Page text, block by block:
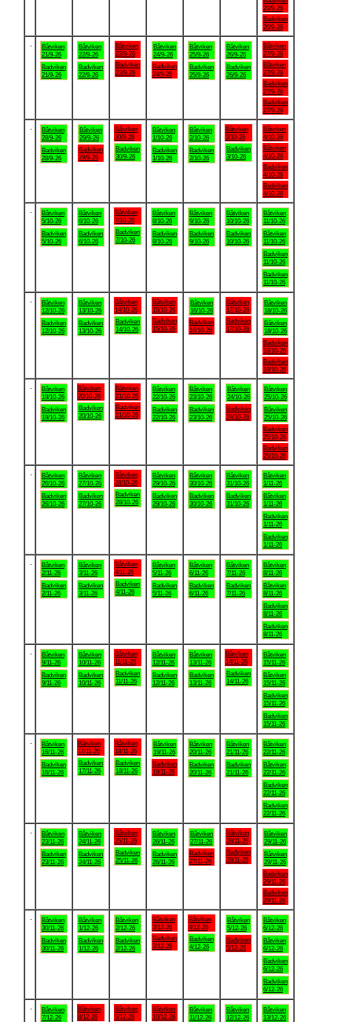
20/9-26
Badviken
20/9-26
Båtviken
21/9-26
Badviken
21/9-26
Båtviken
22/9-26
Badviken
22/9-26
Båtviken
23/9-26
Badviken
23/9-26
Båtviken
24/9-26
Badviken
24/9-26
Båtviken
25/9-26
Badviken
25/9-26
Båtviken
26/9-26
Badviken
26/9-26
Båtviken
27/9-26
Båtviken
27/9-26
Badviken
27/9-26
Badviken
27/9-26
Båtviken
28/9-26
Badviken
28/9-26
Båtviken
29/9-26
Badviken
29/9-26
Båtviken
30/9-26
Badviken
30/9-26
Båtviken
1/10-26
Badviken
1/10-26
Båtviken
2/10-26
Badviken
2/10-26
Båtviken
3/10-26
Badviken
3/10-26
Båtviken
4/10-26
Båtviken
4/10-26
Badviken
4/10-26
Badviken
4/10-26
Båtviken
5/10-26
Badviken
5/10-26
Båtviken
6/10-26
Badviken
6/10-26
Båtviken
7/10-26
Badviken
7/10-26
Båtviken
8/10-26
Badviken
8/10-26
Båtviken
9/10-26
Badviken
9/10-26
Båtviken
10/10-26
Badviken
10/10-26
Båtviken
11/10-26
Båtviken
11/10-26
Badviken
11/10-26
Badviken
11/10-26
Båtviken
12/10-26
Badviken
12/10-26
Båtviken
13/10-26
Badviken
13/10-26
Båtviken
14/10-26
Badviken
14/10-26
Båtviken
15/10-26
Badviken
15/10-26
Båtviken
16/10-26
Badviken
16/10-26
Båtviken
17/10-26
Badviken
17/10-26
Båtviken
18/10-26
Båtviken
18/10-26
Badviken
18/10-26
Badviken
18/10-26
Båtviken
19/10-26
Badviken
19/10-26
Båtviken
20/10-26
Badviken
20/10-26
Båtviken
21/10-26
Badviken
21/10-26
Båtviken
22/10-26
Badviken
22/10-26
Båtviken
23/10-26
Badviken
23/10-26
Båtviken
24/10-26
Badviken
24/10-26
Båtviken
25/10-26
Båtviken
25/10-26
Badviken
25/10-26
Badviken
25/10-26
Båtviken
26/10-26
Badviken
26/10-26
Båtviken
27/10-26
Badviken
27/10-26
Båtviken
28/10-26
Badviken
28/10-26
Båtviken
29/10-26
Badviken
29/10-26
Båtviken
30/10-26
Badviken
30/10-26
Båtviken
31/10-26
Badviken
31/10-26
Båtviken
1/11-26
Båtviken
1/11-26
Badviken
1/11-26
Badviken
1/11-26
Båtviken
2/11-26
Badviken
2/11-26
Båtviken
3/11-26
Badviken
3/11-26
Båtviken
4/11-26
Badviken
4/11-26
Båtviken
5/11-26
Badviken
5/11-26
Båtviken
6/11-26
Badviken
6/11-26
Båtviken
7/11-26
Badviken
7/11-26
Båtviken
8/11-26
Båtviken
8/11-26
Badviken
8/11-26
Badviken
8/11-26
Båtviken
9/11-26
Badviken
9/11-26
Båtviken
10/11-26
Badviken
10/11-26
Båtviken
11/11-26
Badviken
11/11-26
Båtviken
12/11-26
Badviken
12/11-26
Båtviken
13/11-26
Badviken
13/11-26
Båtviken
14/11-26
Badviken
14/11-26
Båtviken
15/11-26
Båtviken
15/11-26
Badviken
15/11-26
Badviken
15/11-26
Båtviken
16/11-26
Badviken
16/11-26
Båtviken
17/11-26
Badviken
17/11-26
Båtviken
18/11-26
Badviken
18/11-26
Båtviken
19/11-26
Badviken
19/11-26
Båtviken
20/11-26
Badviken
20/11-26
Båtviken
21/11-26
Badviken
21/11-26
Båtviken
22/11-26
Båtviken
22/11-26
Badviken
22/11-26
Badviken
22/11-26
Båtviken
23/11-26
Badviken
23/11-26
Båtviken
24/11-26
Badviken
24/11-26
Båtviken
25/11-26
Badviken
25/11-26
Båtviken
26/11-26
Badviken
26/11-26
Båtviken
27/11-26
Badviken
27/11-26
Båtviken
28/11-26
Badviken
28/11-26
Båtviken
29/11-26
Båtviken
29/11-26
Badviken
29/11-26
Badviken
29/11-26
Båtviken
30/11-26
Badviken
30/11-26
Båtviken
1/12-26
Badviken
1/12-26
Båtviken
2/12-26
Badviken
2/12-26
Båtviken
3/12-26
Badviken
3/12-26
Båtviken
4/12-26
Badviken
4/12-26
Båtviken
5/12-26
Badviken
5/12-26
Båtviken
6/12-26
Båtviken
6/12-26
Badviken
6/12-26
Badviken
6/12-26
Båtviken
7/12-26
Båtviken
8/12-26
Båtviken
9/12-26
Båtviken
10/12-26
Båtviken
11/12-26
Båtviken
12/12-26
Båtviken
13/12-26